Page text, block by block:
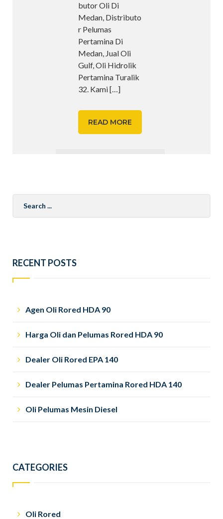
butor Oli Di
Medan, Distributo
r Pelumas
Pertamina Di
Medan, Jual Oli
Gulf, Oli Hidrolik
Pertamina Turalik
32. Kami[…]
READ MORE
for:
RECENT POSTS
Agen Oli Rored HDA 90
Harga Oli dan Pelumas Rored HDA 90
Dealer Oli Rored EPA 140
Dealer Pelumas Pertamina Rored HDA 140
Oli Pelumas Mesin Diesel
CATEGORIES
Oli Rored